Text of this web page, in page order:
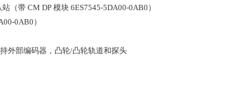
（带 CM DP 模块 6ES7545-5DA00-0AB0）
0AB0）
外部编码器，凸轮/凸轮轨道和探头